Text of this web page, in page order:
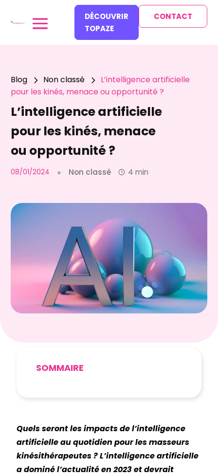
DÉCOUVRIR
TOPAZE
CONTACT
Blog 5 Non classé 5 L’intelligence artificielle
pour les kinés, menace ou opportunité ?
L’intelligence artificielle
pour les kinés, menace
ou opportunité ?
08/01/2024 ● Non classé 4 min
SOMMAIRE
Quels seront les impacts de l’intelligence
artificielle au quotidien pour les masseurs
kinésithérapeutes ? L’intelligence artificielle
a dominé l’actualité en 2023 et devrait